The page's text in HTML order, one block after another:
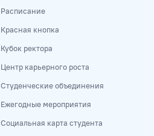
Расписание
Красная кнопка
Кубок ректора
Центр карьерного роста
Студенческие объединения
Ежегодные мероприятия
Социальная карта студента